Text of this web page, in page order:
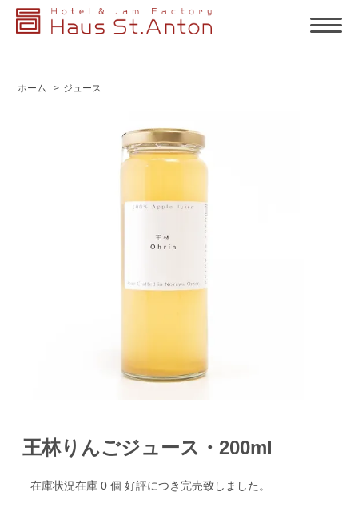
ホーム > ジュース
王林りんごジュース・200ml
在庫状況在庫 0 個 好評につき完売致しました。